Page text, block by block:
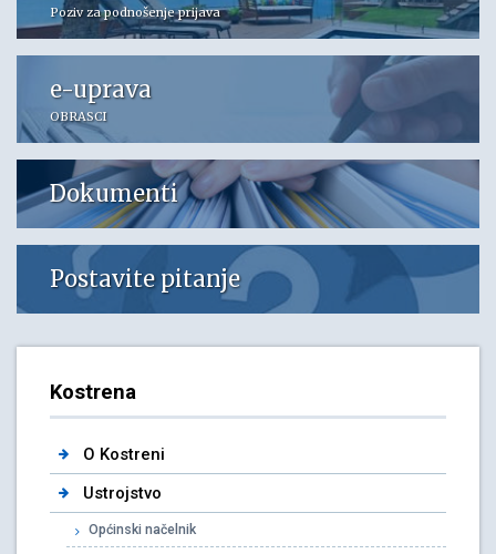
Poziv za podnošenje prijava
e-uprava
OBRASCI
Dokumenti
Postavite pitanje
Kostrena
O Kostreni
Ustrojstvo
Općinski načelnik